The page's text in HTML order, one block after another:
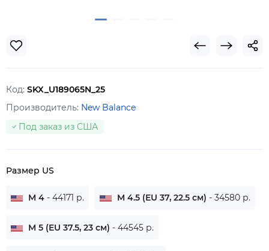
Код: SKX_U189065N_25
Производитель: New Balance
Под заказ из США
Размер US
M 4 - 44171 р. M 4.5 (EU 37, 22.5 см) - 34580 р.
M 5 (EU 37.5, 23 см) - 44545 р.